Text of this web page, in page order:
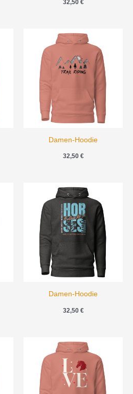
32,50 €
Damen-Hoodie
32,50 €
Damen-Hoodie
32,50 €